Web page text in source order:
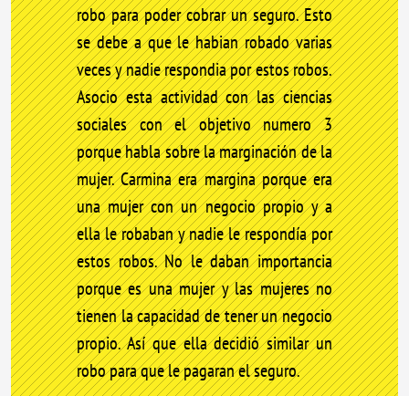
robo para poder cobrar un seguro. Esto
se debe a que le habian robado varias
veces y nadie respondia por estos robos.
Asocio esta actividad con las ciencias
sociales con el objetivo numero 3
porque habla sobre la marginación de la
mujer. Carmina era margina porque era
una mujer con un negocio propio y a
ella le robaban y nadie le respondía por
estos robos. No le daban importancia
porque es una mujer y las mujeres no
tienen la capacidad de tener un negocio
propio. Así que ella decidió similar un
robo para que le pagaran el seguro.